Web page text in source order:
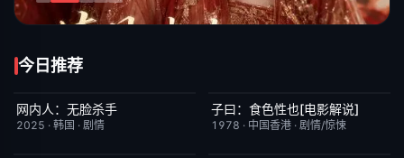
今日推荐
今日更新
网内人：无脸杀手
2025 · 韩国 · 剧情
已完结
子曰：食色性也[电影解说]
1978 · 中国香港 · 剧情/惊悚